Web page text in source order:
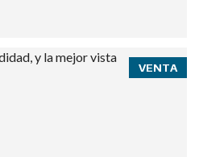
VENTA